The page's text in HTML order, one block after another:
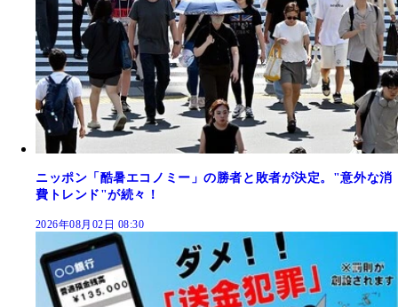
ニッポン「酷暑エコノミー」の勝者と敗者が決定。"意外な消
費トレンド"が続々！
2026年08月02日 08:30